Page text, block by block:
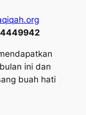
ini dan
buah hati